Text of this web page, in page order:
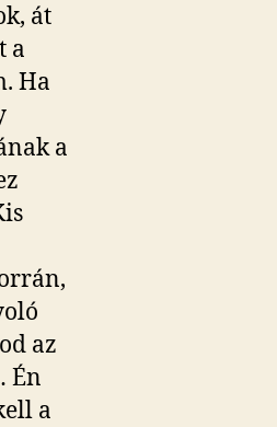
át
a
Ha
a
az
Én
a